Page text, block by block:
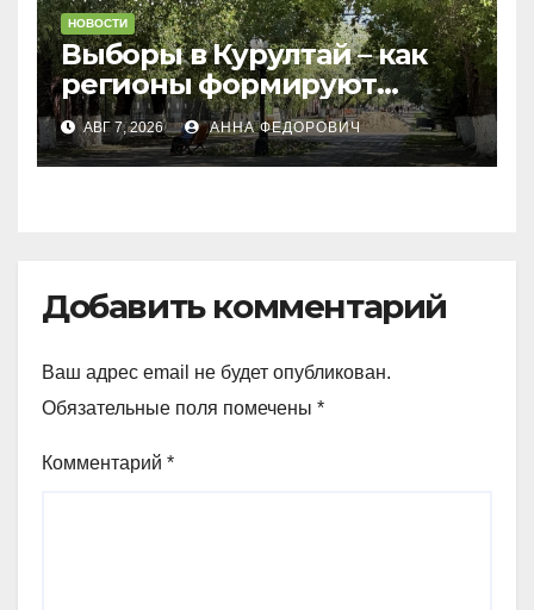
НОВОСТИ
Выборы в Курултай – как
регионы формируют
политическую повестку
АВГ 7, 2026 АННА ФЕДОРОВИЧ
Добавить комментарий
Ваш адрес email не будет опубликован.
Обязательные поля помечены *
Комментарий *